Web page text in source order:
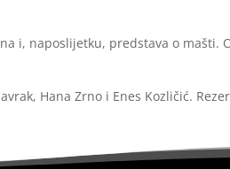
i, naposlijetku, predstava o mašti.
Hana Zrno i Enes Kozličić.